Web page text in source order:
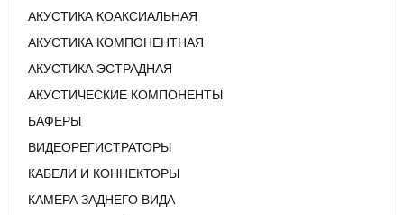
АКУСТИКА КОАКСИАЛЬНАЯ
АКУСТИКА КОМПОНЕНТНАЯ
АКУСТИКА ЭСТРАДНАЯ
АКУСТИЧЕСКИЕ КОМПОНЕНТЫ
БАФЕРЫ
ВИДЕОРЕГИСТРАТОРЫ
КАБЕЛИ И КОННЕКТОРЫ
КАМЕРА ЗАДНЕГО ВИДА